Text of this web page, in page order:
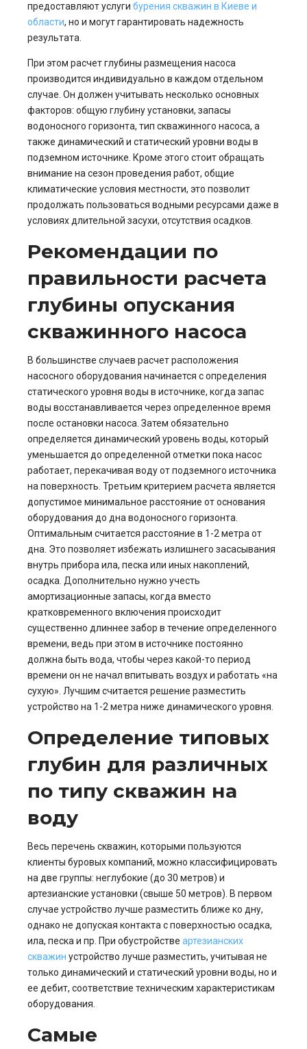
предоставляют услуги бурения скважин в Киеве и
области, но и могут гарантировать надежность
результата.
При этом расчет глубины размещения насоса
производится индивидуально в каждом отдельном
случае. Он должен учитывать несколько основных
факторов: общую глубину установки, запасы
водоносного горизонта, тип скважинного насоса, а
также динамический и статический уровни воды в
подземном источнике. Кроме этого стоит обращать
внимание на сезон проведения работ, общие
климатические условия местности, это позволит
продолжать пользоваться водными ресурсами даже в
условиях длительной засухи, отсутствия осадков.
Рекомендации по
правильности расчета
глубины опускания
скважинного насоса
В большинстве случаев расчет расположения
насосного оборудования начинается с определения
статического уровня воды в источнике, когда запас
воды восстанавливается через определенное время
после остановки насоса. Затем обязательно
определяется динамический уровень воды, который
уменьшается до определенной отметки пока насос
работает, перекачивая воду от подземного источника
на поверхность. Третьим критерием расчета является
допустимое минимальное расстояние от основания
оборудования до дна водоносного горизонта.
Оптимальным считается расстояние в 1-2 метра от
дна. Это позволяет избежать излишнего засасывания
внутрь прибора ила, песка или иных накоплений,
осадка. Дополнительно нужно учесть
амортизационные запасы, когда вместо
кратковременного включения происходит
существенно длиннее забор в течение определенного
времени, ведь при этом в источнике постоянно
должна быть вода, чтобы через какой-то период
времени он не начал впитывать воздух и работать «на
сухую». Лучшим считается решение разместить
устройство на 1-2 метра ниже динамического уровня.
Определение типовых
глубин для различных
по типу скважин на
воду
Весь перечень скважин, которыми пользуются
клиенты буровых компаний, можно классифицировать
на две группы: неглубокие (до 30 метров) и
артезианские установки (свыше 50 метров). В первом
случае устройство лучше разместить ближе ко дну,
однако не допуская контакта с поверхностью осадка,
ила, песка и пр. При обустройстве артезианских
скважин устройство лучше разместить, учитывая не
только динамический и статический уровни воды, но и
ее дебит, соответствие техническим характеристикам
оборудования.
Самые